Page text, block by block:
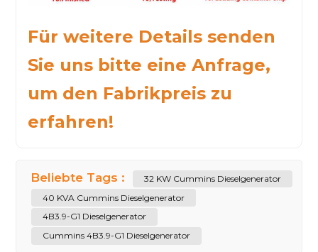
Für weitere Details senden
Sie uns bitte eine Anfrage,
um den Fabrikpreis zu
erfahren!
Beliebte Tags :
32 KW Cummins Dieselgenerator
40 KVA Cummins Dieselgenerator
4B3.9-G1 Dieselgenerator
Cummins 4B3.9-G1 Dieselgenerator